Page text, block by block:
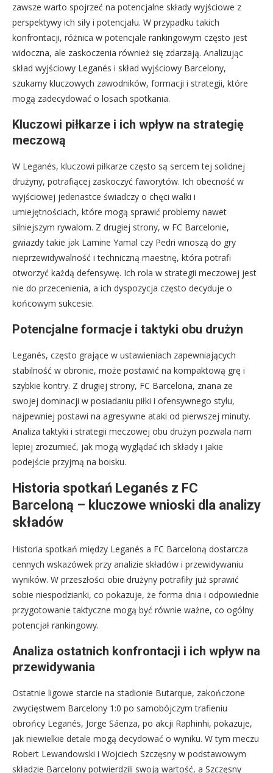
zawsze warto spojrzeć na potencjalne składy wyjściowe z
perspektywy ich siły i potencjału. W przypadku takich
konfrontacji, różnica w potencjale rankingowym często jest
widoczna, ale zaskoczenia również się zdarzają. Analizując
skład wyjściowy Leganés i skład wyjściowy Barcelony,
szukamy kluczowych zawodników, formacji i strategii, które
mogą zadecydować o losach spotkania.
Kluczowi piłkarze i ich wpływ na strategię
meczową
W Leganés, kluczowi piłkarze często są sercem tej solidnej
drużyny, potrafiącej zaskoczyć faworytów. Ich obecność w
wyjściowej jedenastce świadczy o chęci walki i
umiejętnościach, które mogą sprawić problemy nawet
silniejszym rywalom. Z drugiej strony, w FC Barcelonie,
gwiazdy takie jak Lamine Yamal czy Pedri wnoszą do gry
nieprzewidywalność i techniczną maestrię, która potrafi
otworzyć każdą defensywę. Ich rola w strategii meczowej jest
nie do przecenienia, a ich dyspozycja często decyduje o
końcowym sukcesie.
Potencjalne formacje i taktyki obu drużyn
Leganés, często grające w ustawieniach zapewniających
stabilność w obronie, może postawić na kompaktową grę i
szybkie kontry. Z drugiej strony, FC Barcelona, znana ze
swojej dominacji w posiadaniu piłki i ofensywnego stylu,
najpewniej postawi na agresywne ataki od pierwszej minuty.
Analiza taktyki i strategii meczowej obu drużyn pozwala nam
lepiej zrozumieć, jak mogą wyglądać ich składy i jakie
podejście przyjmą na boisku.
Historia spotkań Leganés z FC
Barceloną – kluczowe wnioski dla analizy
składów
Historia spotkań między Leganés a FC Barceloną dostarcza
cennych wskazówek przy analizie składów i przewidywaniu
wyników. W przeszłości obie drużyny potrafiły już sprawić
sobie niespodzianki, co pokazuje, że forma dnia i odpowiednie
przygotowanie taktyczne mogą być równie ważne, co ogólny
potencjał rankingowy.
Analiza ostatnich konfrontacji i ich wpływ na
przewidywania
Ostatnie ligowe starcie na stadionie Butarque, zakończone
zwycięstwem Barcelony 1:0 po samobójczym trafieniu
obrońcy Leganés, Jorge Sáenza, po akcji Raphinhi, pokazuje,
jak niewielkie detale mogą decydować o wyniku. W tym meczu
Robert Lewandowski i Wojciech Szczęsny w podstawowym
składzie Barcelony potwierdzili swoją wartość, a Szczęsny